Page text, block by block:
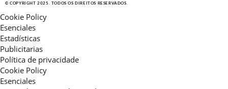
© COPYRIGHT 2025. TODOS OS DIREITOS RESERVADOS.
Cookie Policy
Esenciales
Estadísticas
Publicitarias
Política de privacidade
Cookie Policy
Esenciales